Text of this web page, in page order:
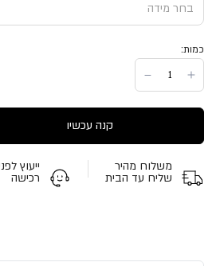
כמות:
קנה עכשיו
משלוח מהיר
שליח עד הבית
ייעוץ
רכישה